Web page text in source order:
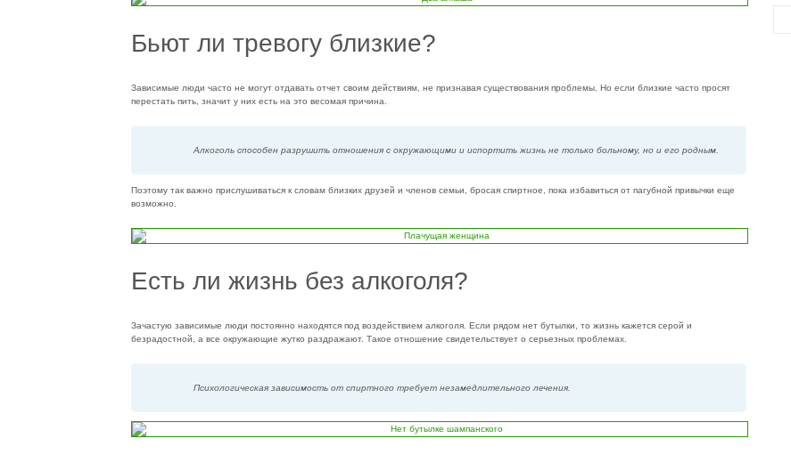
Бьют ли тревогу близкие?
Зависимые люди часто не могут отдавать отчет своим действиям, не признавая существования проблемы. Но если близкие часто просят
перестать пить, значит у них есть на это весомая причина.
Алкоголь способен разрушить отношения с окружающими и испортить жизнь не только больному, но и его родным.
Поэтому так важно прислушиваться к словам близких друзей и членов семьи, бросая спиртное, пока избавиться от пагубной привычки еще
возможно.
Есть ли жизнь без алкоголя?
Зачастую зависимые люди постоянно находятся под воздействием алкоголя. Если рядом нет бутылки, то жизнь кажется серой и
безрадостной, а все окружающие жутко раздражают. Такое отношение свидетельствует о серьезных проблемах.
Психологическая зависимость от спиртного требует незамедлительного лечения.